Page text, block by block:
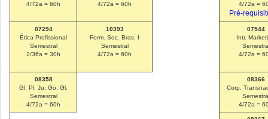
4/72a = 60h
4/72a = 60h
4/72a =
Pré-
07294
Ética Profissional
Semestral
2/36a = 30h
10393
Form. Soc. Bras. I
Semestral
4/72a = 60h
07544
Intr.
4/72a =
08358
Gl. Pl. Ju. Go. Gl.
Semestral
4/72a = 60h
08366
Corp.
4/72a =